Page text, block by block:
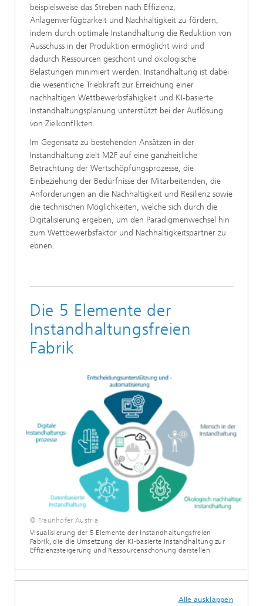
beispielsweise das Streben nach Effizienz,
Anlagenverfügbarkeit und Nachhaltigkeit zu fördern,
indem durch optimale Instandhaltung die Reduktion von
Ausschuss in der Produktion ermöglicht wird und
dadurch Ressourcen geschont und ökologische
Belastungen minimiert werden. Instandhaltung ist dabei
die wesentliche Triebkraft zur Erreichung einer
nachhaltigen Wettbewerbsfähigkeit und KI-basierte
Instandhaltungsplanung unterstützt bei der Auflösung
von Zielkonflikten.
Im Gegensatz zu bestehenden Ansätzen in der
Instandhaltung zielt M2F auf eine ganzheitliche
Betrachtung der Wertschöpfungsprozesse, die
Einbeziehung der Bedürfnisse der Mitarbeitenden, die
Anforderungen an die Nachhaltigkeit und Resilienz sowie
die technischen Möglichkeiten, welche sich durch die
Digitalisierung ergeben, um den Paradigmenwechsel hin
zum Wettbewerbsfaktor und Nachhaltigkeitspartner zu
ebnen.
Die 5 Elemente der
Instandhaltungsfreien
Fabrik
© Fraunhofer Austria
Visualisierung der 5 Elemente der Instandhaltungsfreien
Fabrik, die die Umsetzung der KI-basierte Instandhaltung zur
Effizienzsteigerung und Ressourcenschonung darstellen
Alle ausklappen